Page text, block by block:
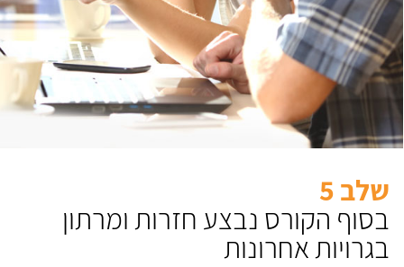
שלב 5
בסוף הקורס נבצע חזרות ומרתון
בגרויות אחרונות